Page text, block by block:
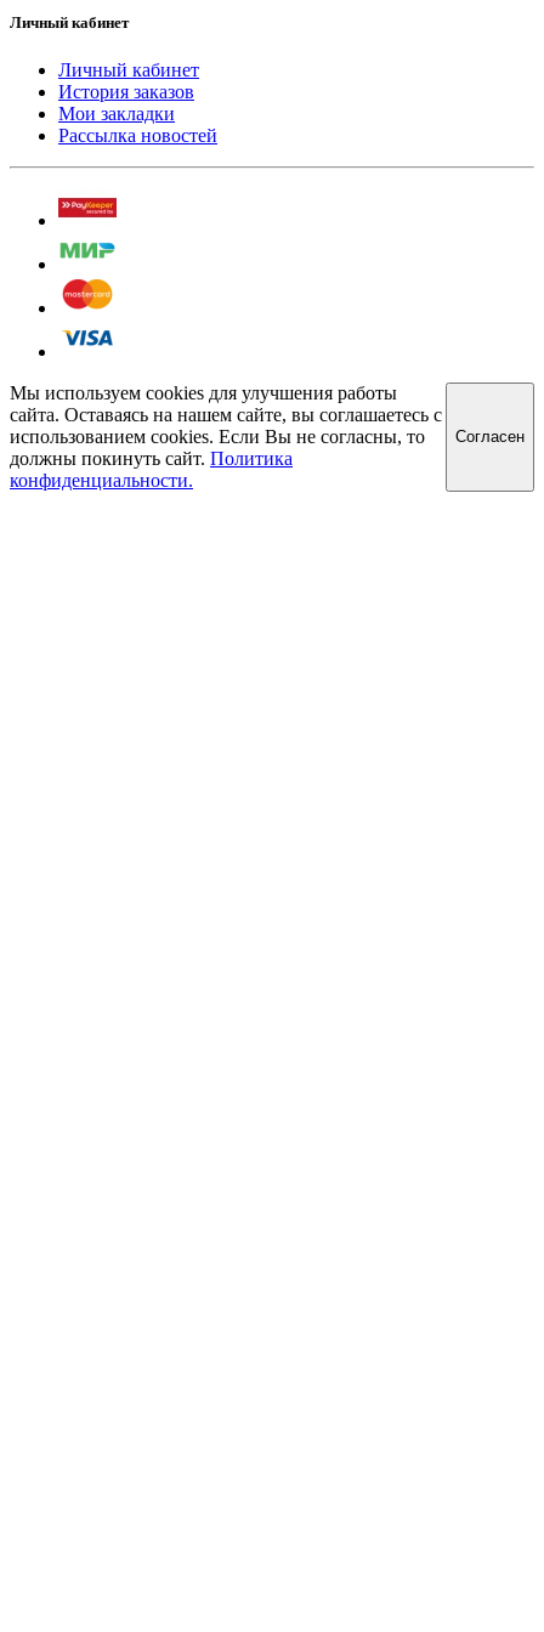
Личный кабинет
Личный кабинет
История заказов
Мои закладки
Рассылка новостей
Мы используем cookies для улучшения работы
сайта. Оставаясь на нашем сайте, вы соглашаетесь с
использованием cookies. Если Вы не согласны, то
должны покинуть сайт. Политика
конфиденциальности.
Cогласен